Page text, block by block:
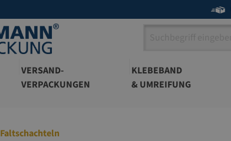
VERSAND-
VERPACKUNGEN
KLEBEBAND
& UMREIFUNG